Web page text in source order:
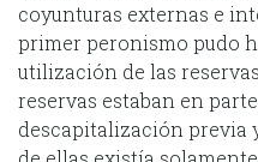
coyunturas externas e
primer peronismo pudo
utilización de las
reservas estaban en
descapitalización previa